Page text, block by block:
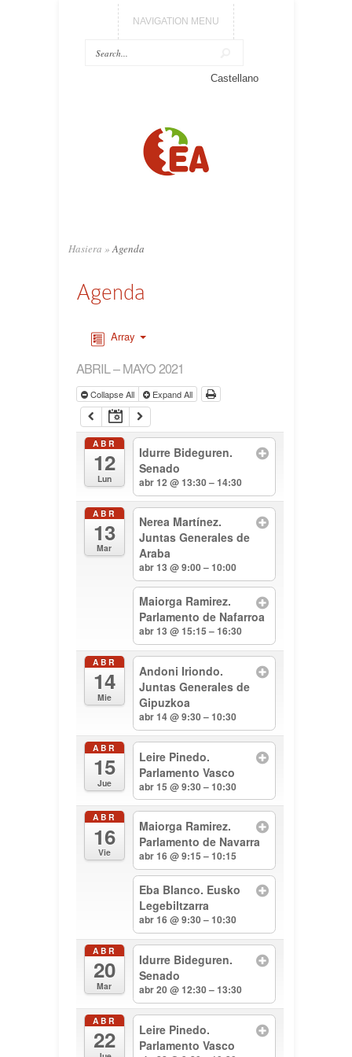
NAVIGATION MENU
Castellano
Hasiera » Agenda
Agenda
Array
ABRIL – MAYO 2021
Collapse All Expand All
ABR
12
Lun
Idurre Bideguren.
Senado
abr 12 @ 13:30 – 14:30
ABR
13
Mar
Nerea Martínez.
Juntas Generales de
Araba
abr 13 @ 9:00 – 10:00
Maiorga Ramirez.
Parlamento de Nafarroa
abr 13 @ 15:15 – 16:30
ABR
14
Mie
Andoni Iriondo.
Juntas Generales de
Gipuzkoa
abr 14 @ 9:30 – 10:30
ABR
15
Jue
Leire Pinedo.
Parlamento Vasco
abr 15 @ 9:30 – 10:30
ABR
16
Vie
Maiorga Ramirez.
Parlamento de Navarra
abr 16 @ 9:15 – 10:15
Eba Blanco. Eusko
Legebiltzarra
abr 16 @ 9:30 – 10:30
ABR
20
Mar
Idurre Bideguren.
Senado
abr 20 @ 12:30 – 13:30
ABR
22
Leire Pinedo.
Parlamento Vasco